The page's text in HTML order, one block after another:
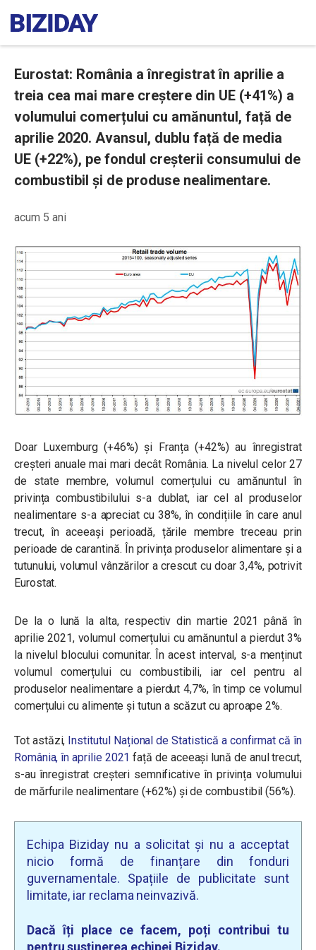
Eurostat: România a înregistrat în aprilie a
treia cea mai mare creștere din UE (+41%) a
volumului comerțului cu amănuntul, față de
aprilie 2020. Avansul, dublu față de media
UE (+22%), pe fondul creșterii consumului de
combustibil și de produse nealimentare.
acum 5 ani
Doar Luxemburg (+46%) și Franța (+42%) au înregistrat
creșteri anuale mai mari decât România. La nivelul celor 27
de state membre, volumul comerțului cu amănuntul în
privința combustibilului s-a dublat, iar cel al produselor
nealimentare s-a apreciat cu 38%, în condițiile în care anul
trecut, în aceeași perioadă, țările membre treceau prin
perioade de carantină. În privința produselor alimentare și a
tutunului, volumul vânzărilor a crescut cu doar 3,4%, potrivit
Eurostat.
De la o lună la alta, respectiv din martie 2021 până în
aprilie 2021, volumul comerțului cu amănuntul a pierdut 3%
la nivelul blocului comunitar. În acest interval, s-a menținut
volumul comerțului cu combustibili, iar cel pentru al
produselor nealimentare a pierdut 4,7%, în timp ce volumul
comerțului cu alimente și tutun a scăzut cu aproape 2%.
Tot astăzi, Institutul Național de Statistică a confirmat că în
România, în aprilie 2021 față de aceeași lună de anul trecut,
s-au înregistrat creșteri semnificative în privința volumului
de mărfurile nealimentare (+62%) și de combustibil (56%).
Echipa Biziday nu a solicitat și nu a acceptat
nicio formă de finanțare din fonduri
guvernamentale. Spațiile de publicitate sunt
limitate, iar reclama neinvazivă.
Dacă îți place ce facem, poți contribui tu
pentru susținerea echipei Biziday.